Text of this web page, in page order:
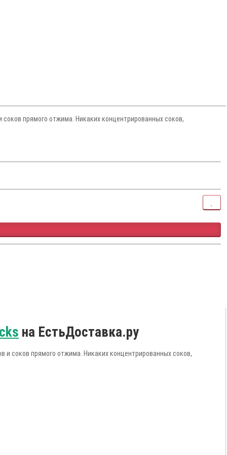
прямого отжима. Никаких концентрированных соков,
на ЕстьДоставка.ру
и соков прямого отжима. Никаких концентрированных соков,